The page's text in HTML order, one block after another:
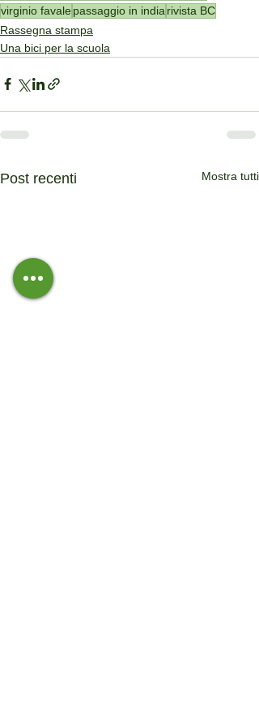
virginio favale passaggio in india rivista BC
Rassegna stampa
Una bici per la scuola
Post recenti Mostra tutti